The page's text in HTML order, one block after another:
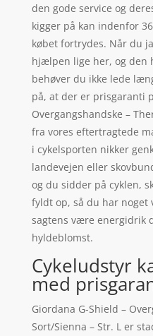
den gode service og
kigger på kan indenfor
købet fortrydes. Når du
hjælpen lige her, og den
behøver du ikke lede
på, at der er prisgaranti
Overgangshandske –
fra vores eftertragtede
i cykelsporten nikker
landevejen eller
og du sidder på cyklen,
fyldt op, så du har noget
sagtens være energidrik
hyldeblomst.
Cykeludstyr
med
Giordana G-Shield –
Sort/Sienna – Str. L er